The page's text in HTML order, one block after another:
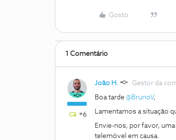
Gosto
1 Comentário
+6
João H. Gestor da
Boa tarde @BrunoV,
Lamentamos a situação
Envie-nos, por favor,
telemóvel em causa.